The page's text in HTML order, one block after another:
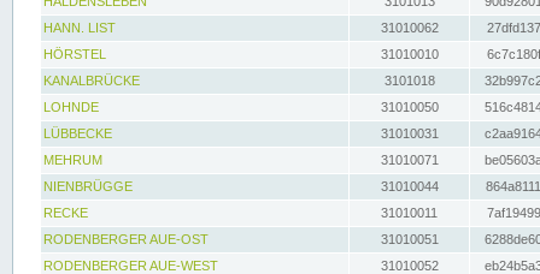
HANN. LIST
31010062
HÖRSTEL
31010010
KANALBRÜCKE
3101018
LOHNDE
31010050
LÜBBECKE
31010031
MEHRUM
31010071
NIENBRÜGGE
31010044
RECKE
31010011
RODENBERGER AUE-OST
31010051
RODENBERGER AUE-WEST
31010052